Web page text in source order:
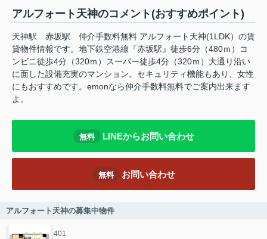
アルフォート天神のコメント(おすすめポイント)
天神駅 赤坂駅 仲介手数料無料 アルフォート天神(1LDK）の賃
貸物件情報です。地下鉄空港線『赤坂駅』徒歩6分（480ｍ）コ
ンビニ徒歩4分（320ｍ）スーパー徒歩4分（320ｍ）大通り沿い
に面した設備充実のマンション。セキュリティ機能もあり、女性
にもおすすめです。emonなら仲介手数料無料でご案内出来ます
よ。
無料 LINEからお問い合わせ
無料 お問い合わせ
アルフォート天神の募集中物件
401